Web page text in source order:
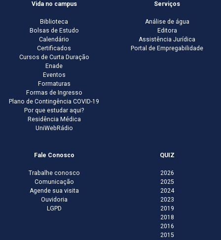
Vida no campus
Biblioteca
Bolsas de Estudo
Calendário
Certificados
Cursos de Curta Duração
Enade
Eventos
Formaturas
Formas de Ingresso
Plano de Contingência COVID-19
Por que estudar aqui?
Residência Médica
UniWebRádio
Serviços
Análise de água
Editora
Assistência Jurídica
Portal de Empregabilidade
Fale Conosco
Trabalhe conosco
Comunicação
Agende sua visita
Ouvidoria
LGPD
QUIZ
2026
2025
2024
2023
2019
2018
2016
2015